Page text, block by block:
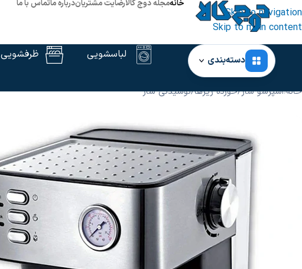
Skip to navigation
Skip to main content
خانهمجله دوج کالارضایت مشتریاندرباره ماتماس با ما
دسته‌بندی لباسشویی ظرفشویی
خانه‹اسپرسو ساز/خورده ریزها/نوشیدنی ساز